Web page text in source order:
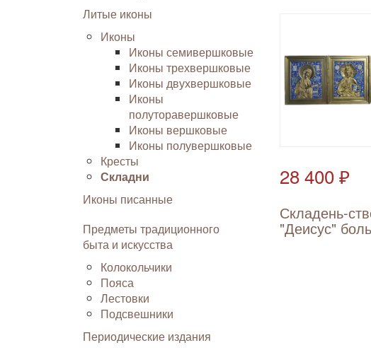
Литые иконы
Иконы
Иконы семивершковые
Иконы трехвершковые
Иконы двухвершковые
Иконы
полуторавершковые
Иконы вершковые
Иконы полувершковые
Кресты
Складни
Иконы писанные
Предметы традиционного
быта и искусства
Колокольчики
Пояса
Лестовки
Подсвешники
Периодические издания
28 400 ₽
Складень-
"Деисус"